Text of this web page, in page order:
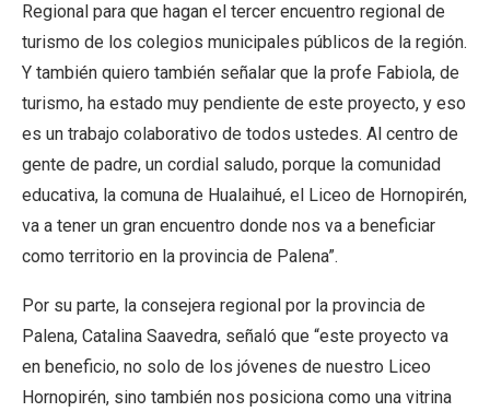
Regional para que hagan el tercer encuentro regional de
turismo de los colegios municipales públicos de la región.
Y también quiero también señalar que la profe Fabiola, de
turismo, ha estado muy pendiente de este proyecto, y eso
es un trabajo colaborativo de todos ustedes. Al centro de
gente de padre, un cordial saludo, porque la comunidad
educativa, la comuna de Hualaihué, el Liceo de Hornopirén,
va a tener un gran encuentro donde nos va a beneficiar
como territorio en la provincia de Palena”.
Por su parte, la consejera regional por la provincia de
Palena, Catalina Saavedra, señaló que “este proyecto va
en beneficio, no solo de los jóvenes de nuestro Liceo
Hornopirén, sino también nos posiciona como una vitrina